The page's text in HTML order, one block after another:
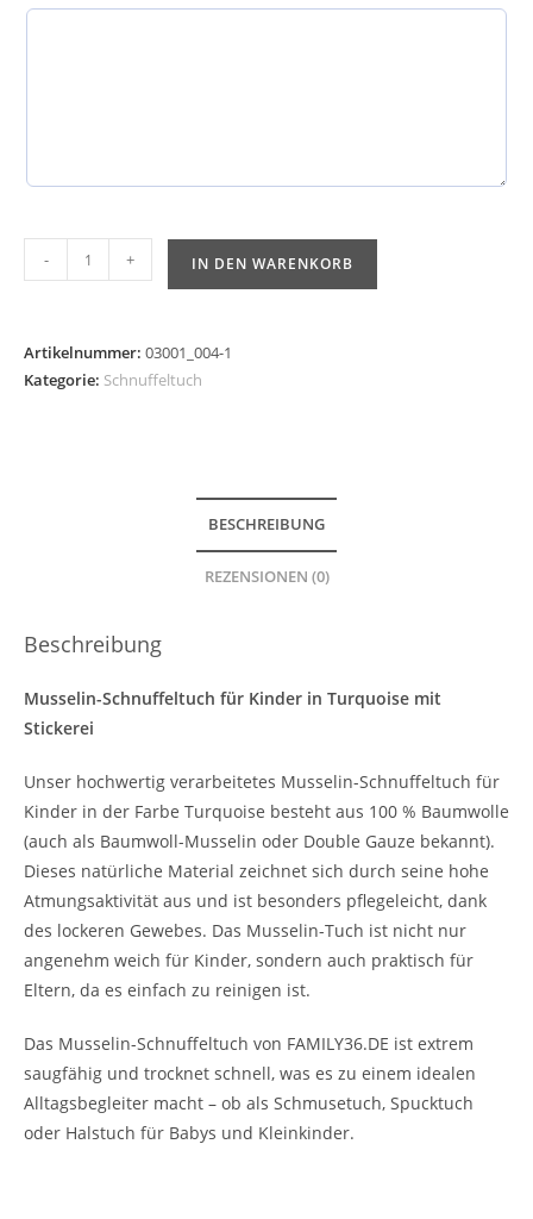
- + IN DEN WARENKORB
Artikelnummer: 03001_004-1
Kategorie: Schnuffeltuch
BESCHREIBUNG
REZENSIONEN (0)
Beschreibung
Musselin-Schnuffeltuch für Kinder in Turquoise mit
Stickerei
Unser hochwertig verarbeitetes Musselin-Schnuffeltuch für
Kinder in der Farbe Turquoise besteht aus 100 % Baumwolle
(auch als Baumwoll-Musselin oder Double Gauze bekannt).
Dieses natürliche Material zeichnet sich durch seine hohe
Atmungsaktivität aus und ist besonders pflegeleicht, dank
des lockeren Gewebes. Das Musselin-Tuch ist nicht nur
angenehm weich für Kinder, sondern auch praktisch für
Eltern, da es einfach zu reinigen ist.
Das Musselin-Schnuffeltuch von FAMILY36.DE ist extrem
saugfähig und trocknet schnell, was es zu einem idealen
Alltagsbegleiter macht – ob als Schmusetuch, Spucktuch
oder Halstuch für Babys und Kleinkinder.